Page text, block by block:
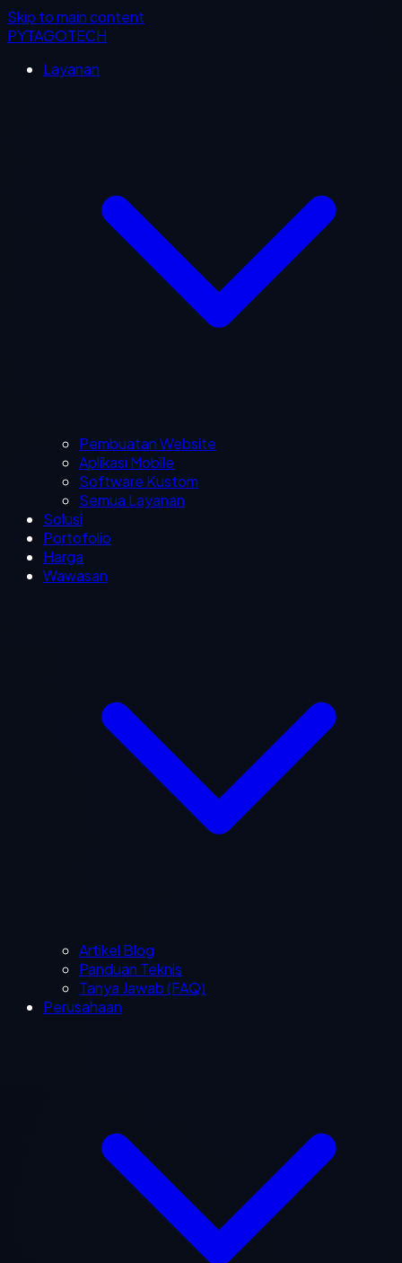
Skip to main content
PYTAGOTECH
Layanan
Pembuatan Website
Aplikasi Mobile
Software Kustom
Semua Layanan
Solusi
Portofolio
Harga
Wawasan
Artikel Blog
Panduan Teknis
Tanya Jawab (FAQ)
Perusahaan